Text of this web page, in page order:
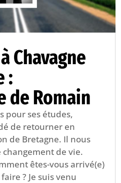
Chavagne
:
de Romain
pour ses études,
de retourner en
de Bretagne. Il nous
de vie.
êtes-vous arrivé(e)
? Je suis venu